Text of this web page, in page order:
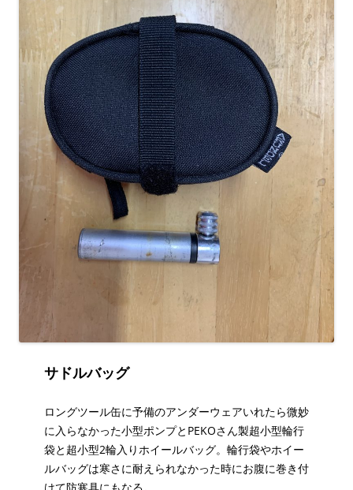
サドルバッグ
ロングツール缶に予備のアンダーウェアいれたら微妙
に入らなかった小型ポンプとPEKOさん製超小型輪行
袋と超小型2輪入りホイールバッグ。輪行袋やホイー
ルバッグは寒さに耐えられなかった時にお腹に巻き付